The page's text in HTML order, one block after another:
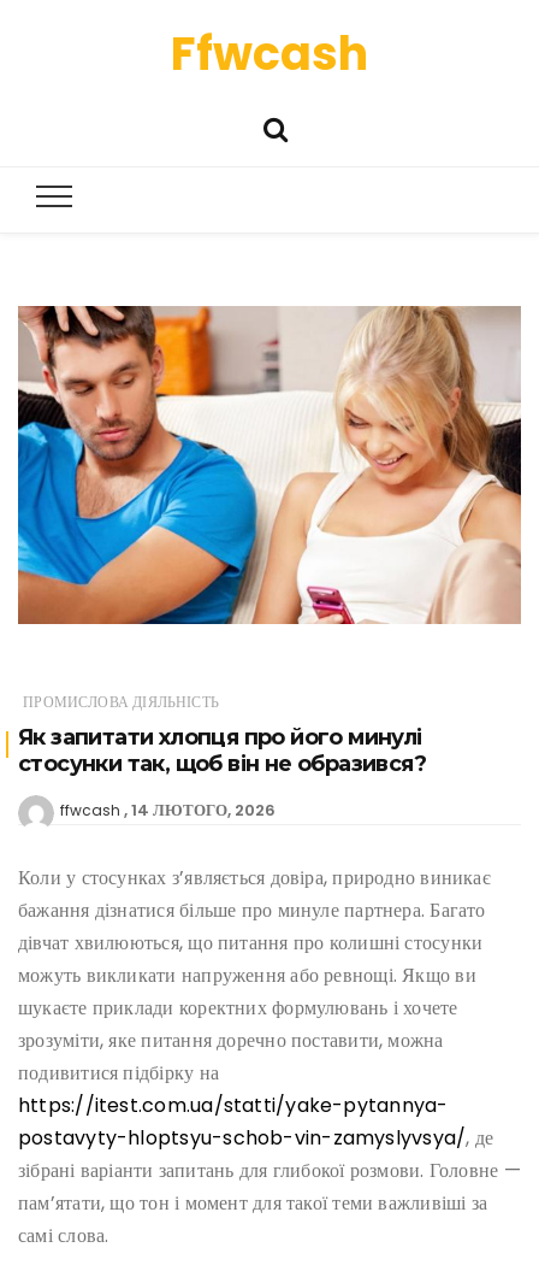
Ffwcash
ПРОМИСЛОВА ДІЯЛЬНІСТЬ
Як запитати хлопця про його минулі
стосунки так, щоб він не образився?
ffwcash 14 ЛЮТОГО, 2026
Коли у стосунках з’являється довіра, природно виникає
бажання дізнатися більше про минуле партнера. Багато
дівчат хвилюються, що питання про колишні стосунки
можуть викликати напруження або ревнощі. Якщо ви
шукаєте приклади коректних формулювань і хочете
зрозуміти, яке питання доречно поставити, можна
подивитися підбірку на
https://itest.com.ua/statti/yake-pytannya-
postavyty-hloptsyu-schob-vin-zamyslyvsya/, де
зібрані варіанти запитань для глибокої розмови. Головне —
пам’ятати, що тон і момент для такої теми важливіші за
самі слова.